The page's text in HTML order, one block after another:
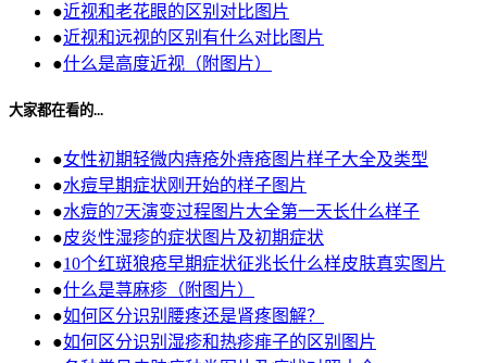
●近视和老花眼的区别对比图片
●近视和远视的区别有什么对比图片
●什么是高度近视（附图片）
大家都在看的...
●女性初期轻微内痔疮外痔疮图片样子大全及类型
●水痘早期症状刚开始的样子图片
●水痘的7天演变过程图片大全第一天长什么样子
●皮炎性湿疹的症状图片及初期症状
●10个红斑狼疮早期症状征兆长什么样皮肤真实图片
●什么是荨麻疹（附图片）
●如何区分识别腰疼还是肾疼图解？
●如何区分识别湿疹和热疹痱子的区别图片